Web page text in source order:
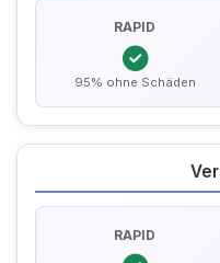
RAPID
95% ohne Schäden
RAPID